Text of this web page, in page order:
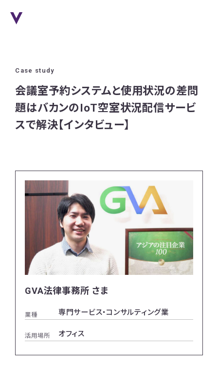
Case study
会議室予約システムと使用状況の差問
題はバカンのIoT空室状況配信サービ
スで解決【インタビュー】
GVA法律事務所 さま
業種 専門サービス・コンサルティング業
活用場所 オフィス